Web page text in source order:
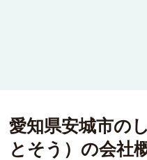
愛知県安城市の
とそう ） の会社